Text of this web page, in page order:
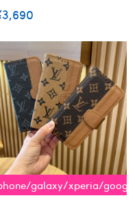
galaxy/xperia/